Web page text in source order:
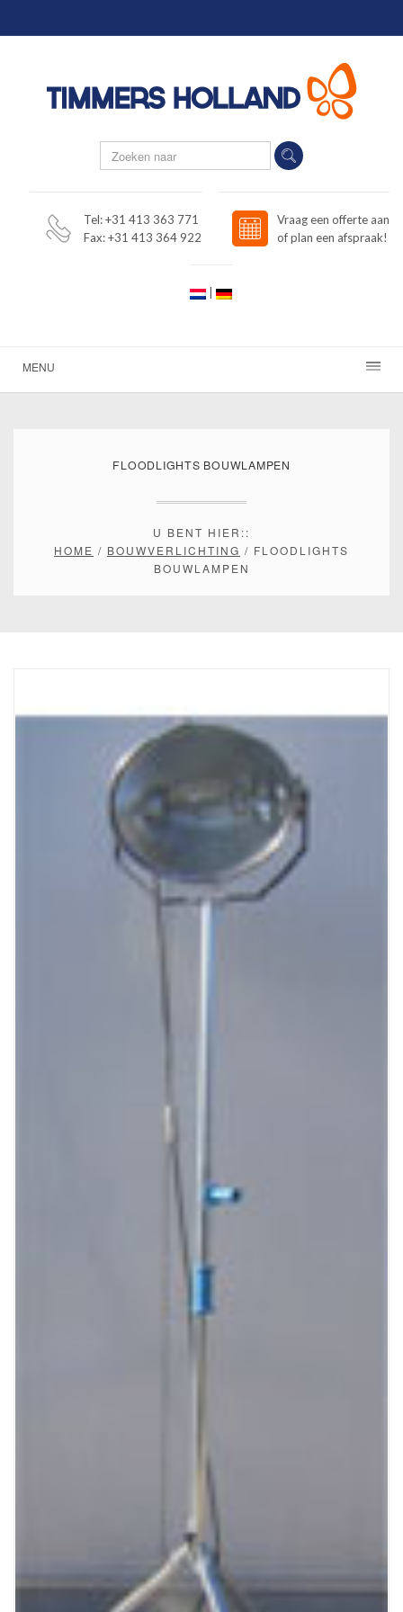
Tel: +31 413 363 771
Fax: +31 413 364 922
Vraag een offerte aan
of plan een afspraak!
|
MENU
FLOODLIGHTS BOUWLAMPEN
U BENT HIER::
HOME / BOUWVERLICHTING / FLOODLIGHTS
BOUWLAMPEN